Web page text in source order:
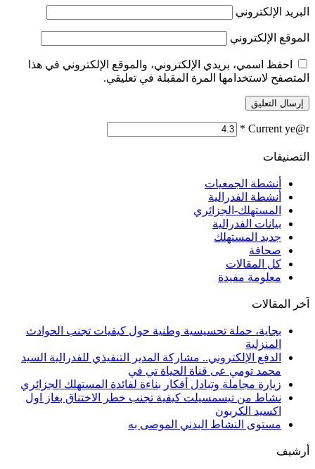
البريد الإلكتروني
الموقع الإلكتروني
احفظ اسمي، بريدي الإلكتروني، والموقع الإلكتروني في هذا
المتصفح لاستخدامها المرة المقبلة في تعليقي.
Current ye@r
*
التصنيفات
أنشطة الجمعيات
أنشطة الفدرالية
المستهلك-الجزائري
بيانات الفدرالية
جديد المستهلك
صحافة
كل المقالات
معلومة مفيدة
آخر المقالات
بجاية، حملة تحسيسية وطنية حول كيفيات تجنب الحوادث
المنزلية
الدفع الإلكتروني.. مشاركة المدير التنفيذي للفدرالية السيد
محمد تومي عى قناة الحياة تي في
زيارة مجاملة وتبادل أفكار بناءة لفائدة المستهلك الجزائري
نشاط من تيسمسيلت كيفية تجنب خطر الاختناق بغاز اول
اكسيد الكربون
مستوى النشاط البدني الموصى به
أرشيف